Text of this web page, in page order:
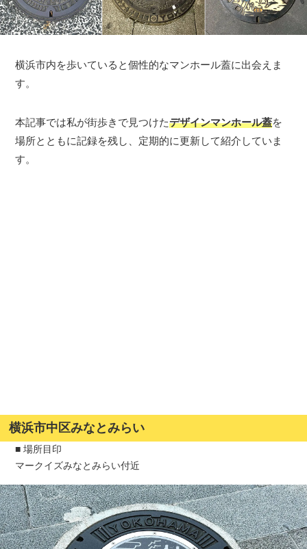
横浜市内を歩いていると個性的なマンホール蓋に出会えま
す。
本記事では私が街歩きで見つけたデザインマンホール蓋を
場所とともに記録を残し、定期的に更新して紹介していま
す。
横浜市中区みなとみらい
■ 場所目印
マークイズみなとみらい付近